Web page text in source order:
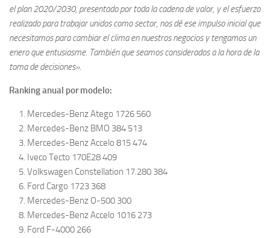
el plan 2020/2030, presentado por toda la cadena de valor, y el esfuerzo
realizado para trabajar unidos como sector, nos dé ese impulso inicial que
necesitamos para cambiar el clima en nuestros negocios y tengamos un
enero que entusiasme. También que seamos considerados a la hora de la
toma de decisiones».
Ranking anual por modelo:
Mercedes-Benz Atego 1726 560
Mercedes-Benz BMO 384 513
Mercedes-Benz Accelo 815 474
Iveco Tecto 170E28 409
Volkswagen Constellation 17.280 384
Ford Cargo 1723 368
Mercedes-Benz O-500 300
Mercedes-Benz Accelo 1016 273
Ford F-4000 266